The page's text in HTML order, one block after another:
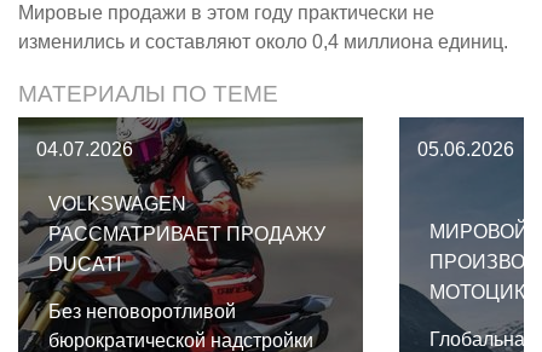
Мировые продажи в этом году практически не
изменились и составляют около 0,4 миллиона единиц.
МАТЕРИАЛЫ ПО ТЕМЕ
04.07.2026
VOLKSWAGEN
РАССМАТРИВАЕТ ПРОДАЖУ
DUCATI
Без неповоротливой
бюрократической надстройки
05.06.2026
МИРОВОЙ
Глобальная